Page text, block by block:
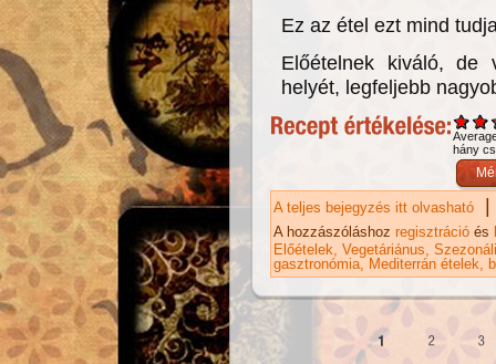
Ez az étel ezt mind
Előételnek kiváló, de
helyét, legfeljebb
hány
A teljes bejegyzés itt olvasható |
A hozzászóláshoz regisztráció és
Előételek Vegetáriánus
gasztronómia Mediterrán ételek
Oldalak